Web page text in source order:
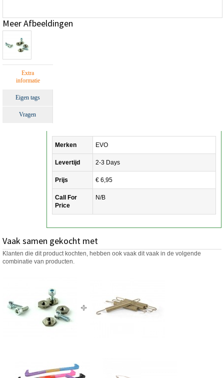
Meer Afbeeldingen
Extra
informatie
Eigen tags
Vragen
Merken EVO
Levertijd 2-3 Days
Prijs € 6,95
Call For
Price
N/B
Vaak samen gekocht met
Klanten die dit product kochten, hebben ook vaak dit vaak in de volgende
combinatie van producten.